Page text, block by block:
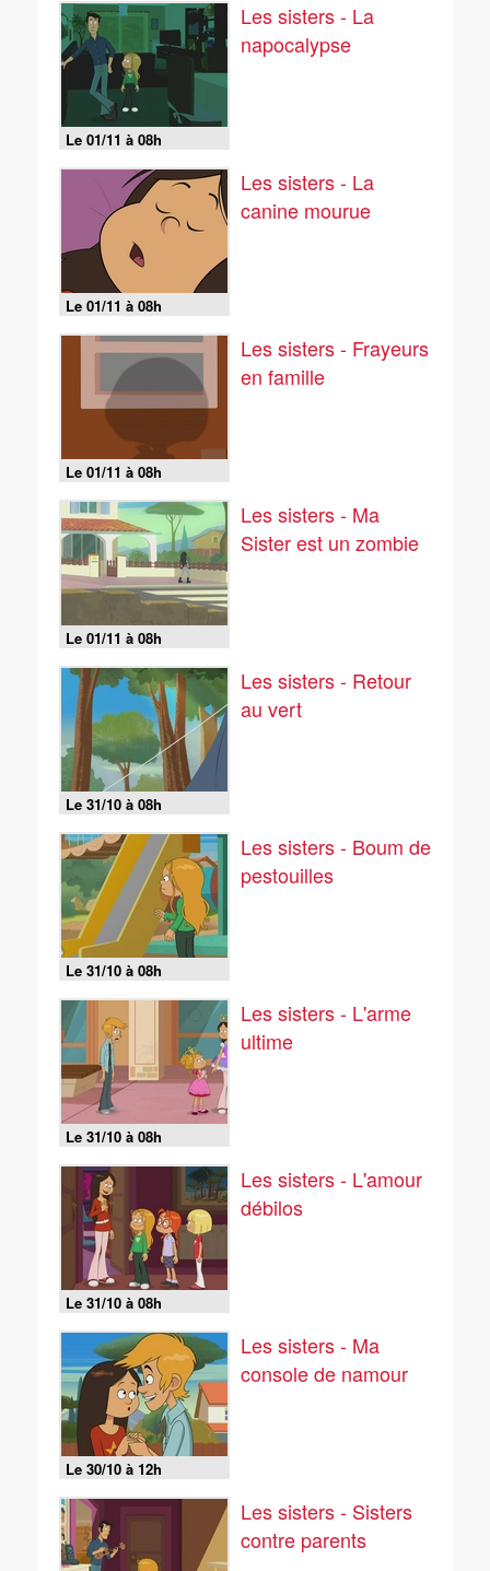
Le 01/11 à 08h
Les sisters - La
napocalypse
Le 01/11 à 08h
Les sisters - La
canine mourue
Le 01/11 à 08h
Les sisters - Frayeurs
en famille
Le 01/11 à 08h
Les sisters - Ma
Sister est un zombie
Le 31/10 à 08h
Les sisters - Retour
au vert
Le 31/10 à 08h
Les sisters - Boum de
pestouilles
Le 31/10 à 08h
Les sisters - L'arme
ultime
Le 31/10 à 08h
Les sisters - L'amour
débilos
Le 30/10 à 12h
Les sisters - Ma
console de namour
Les sisters - Sisters
contre parents